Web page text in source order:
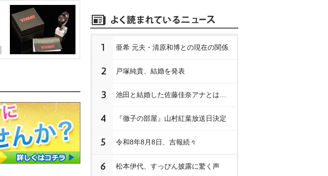
1 亜希 元夫・清原和博との現在の関係
2 戸塚純貴、結婚を発表
3 池田と結婚した佐藤佳奈アナとは…
4 『徹子の部屋』山村紅葉放送日決定
5 令和8年8月8日、吉報続々
6 松本伊代、すっぴん披露に驚く声